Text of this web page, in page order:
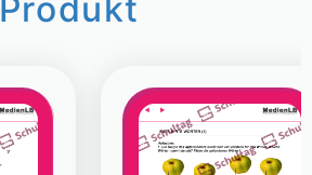
Produkt